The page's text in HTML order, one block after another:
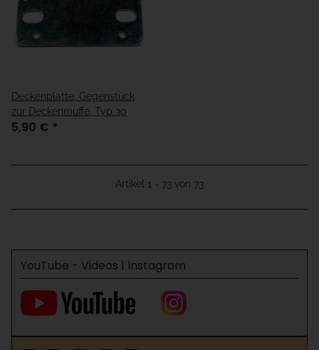
Deckenplatte, Gegenstück
zur Deckenmuffe, Typ 30
5,90 € *
Artikel 1 - 73 von 73
YouTube - Videos | Instagram